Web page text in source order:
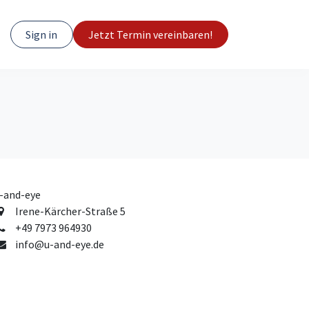
Sign in Jetzt Termin vereinbaren!
and-eye
Irene-Kärcher-Straße 5
+49 7973 964930
info@u-and-eye.de